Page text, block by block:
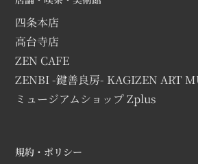
四条本店
高台寺店
ZEN CAFE
ZENBI -鍵善良房- KAGIZEN ART
ミュージアムショップ Zplus
規約・ポリシー